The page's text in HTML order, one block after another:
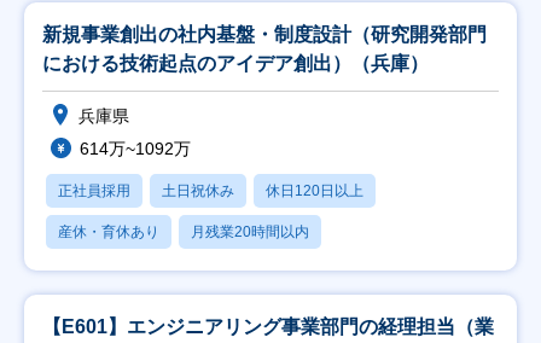
新規事業創出の社内基盤・制度設計（研究開発部門
における技術起点のアイデア創出）（兵庫）
兵庫県
614万~1092万
正社員採用 土日祝休み 休日120日以上
産休・育休あり 月残業20時間以内
【E601】エンジニアリング事業部門の経理担当（業